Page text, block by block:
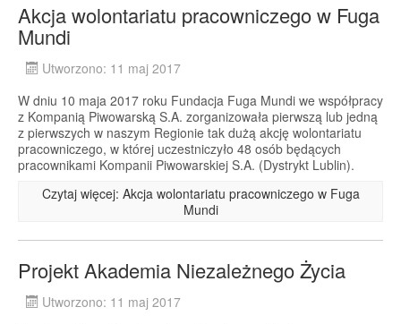
Akcja wolontariatu pracowniczego w Fuga
Mundi
Utworzono: 11 maj 2017
W dniu 10 maja 2017 roku Fundacja Fuga Mundi we współpracy
z Kompanią Piwowarską S.A. zorganizowała pierwszą lub jedną
z pierwszych w naszym Regionie tak dużą akcję wolontariatu
pracowniczego, w której uczestniczyło 48 osób będących
pracownikami Kompanii Piwowarskiej S.A. (Dystrykt Lublin).
Czytaj więcej: Akcja wolontariatu pracowniczego w Fuga
Mundi
Projekt Akademia Niezależnego Życia
Utworzono: 11 maj 2017